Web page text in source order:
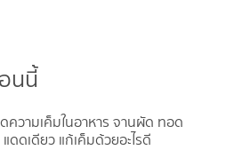
นนี้
ความเค็มในอาหาร จานผัด ทอด
ดดเดียว แก้เค็มด้วยอะไรดี